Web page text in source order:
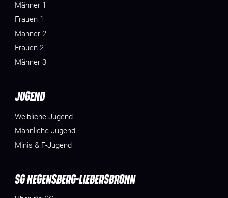
Männer 1
Frauen 1
Männer 2
Frauen 2
Männer 3
JUGEND
Weibliche Jugend
Männliche Jugend
Minis & F-Jugend
SG HEGENSBERG-LIEBERSBRONN